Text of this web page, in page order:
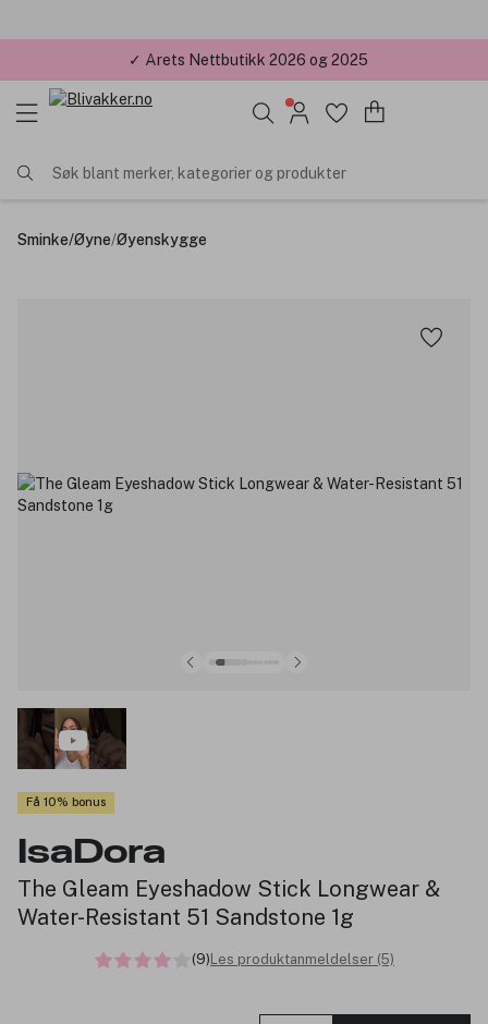
✓ Årets Nettbutikk 2026 og 2025
Søk blant merker, kategorier og produkter
Sminke/Øyne/Øyenskygge
Få 10% bonus
IsaDora
The Gleam Eyeshadow Stick Longwear &
Water-Resistant 51 Sandstone 1g
(9)Les produktanmeldelser (5)